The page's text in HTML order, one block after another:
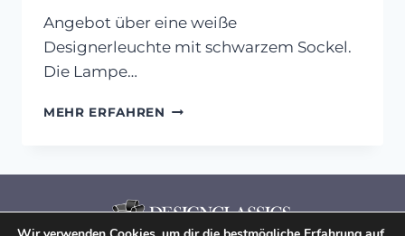
Angebot über eine weiße
Designerleuchte mit schwarzem Sockel.
Die Lampe…
MEHR ERFAHREN DESIGNERLEUCHTE,